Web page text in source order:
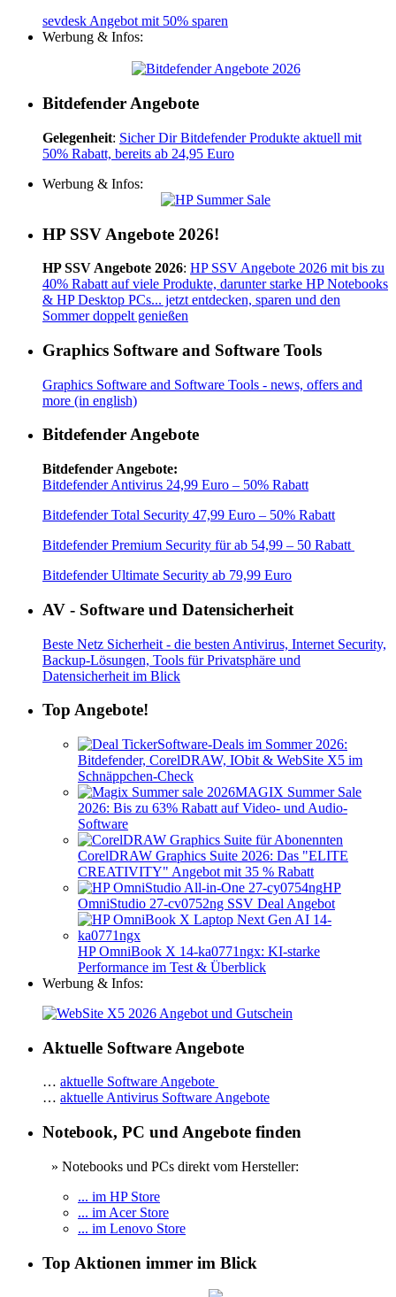
sevdesk Angebot mit 50% sparen
Werbung & Infos:
Bitdefender Angebote
Gelegenheit: Sicher Dir Bitdefender Produkte aktuell mit
50% Rabatt, bereits ab 24,95 Euro
Werbung & Infos:
HP SSV Angebote 2026!
HP SSV Angebote 2026: HP SSV Angebote 2026 mit bis zu
40% Rabatt auf viele Produkte, darunter starke HP Notebooks
& HP Desktop PCs... jetzt entdecken, sparen und den
Sommer doppelt genießen
Graphics Software and Software Tools
Graphics Software and Software Tools - news, offers and
more (in english)
Bitdefender Angebote
Bitdefender Angebote:
Bitdefender Antivirus 24,99 Euro – 50% Rabatt
Bitdefender Total Security 47,99 Euro – 50% Rabatt
Bitdefender Premium Security für ab 54,99 – 50 Rabatt
Bitdefender Ultimate Security ab 79,99 Euro
AV - Software und Datensicherheit
Beste Netz Sicherheit - die besten Antivirus, Internet Security,
Backup-Lösungen, Tools für Privatsphäre und
Datensicherheit im Blick
Top Angebote!
Software-Deals im Sommer 2026:
Bitdefender, CorelDRAW, IObit & WebSite X5 im
Schnäppchen-Check
MAGIX Summer Sale
2026: Bis zu 63% Rabatt auf Video- und Audio-
Software
CorelDRAW Graphics Suite 2026: Das "ELITE
CREATIVITY" Angebot mit 35 % Rabatt
HP
OmniStudio 27-cv0752ng SSV Deal Angebot
HP OmniBook X 14-ka0771ngx: KI-starke
Performance im Test & Überblick
Werbung & Infos:
Aktuelle Software Angebote
… aktuelle Software Angebote
… aktuelle Antivirus Software Angebote
Notebook, PC und Angebote finden
» Notebooks und PCs direkt vom Hersteller:
... im HP Store
... im Acer Store
... im Lenovo Store
Top Aktionen immer im Blick